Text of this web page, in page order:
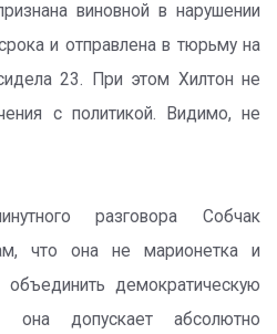
виновной в нарушении
и отправлена в тюрьму на
23. При этом Хилтон не
с политикой. Видимо, не
разговора Собчак
что она не марионетка и
объединить демократическую
допускает абсолютно